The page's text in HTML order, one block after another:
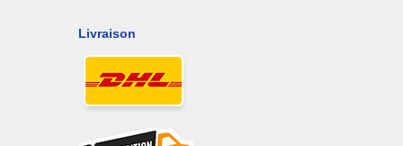
Livraison